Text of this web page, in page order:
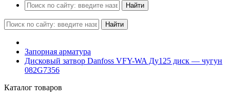
Найти
Найти
Запорная арматура
Дисковый затвор Danfoss VFY-WA Ду125 диск — чугун
082G7356
Каталог товаров